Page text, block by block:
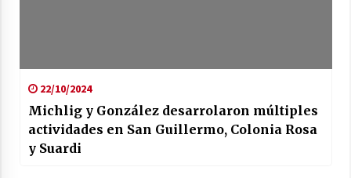
22/10/2024
Michlig y González desarrolaron múltiples
actividades en San Guillermo, Colonia Rosa
y Suardi